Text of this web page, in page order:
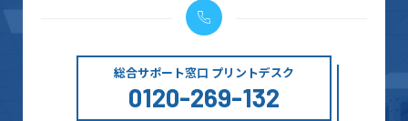
総合サポート窓口 プリントデスク
0120-269-132